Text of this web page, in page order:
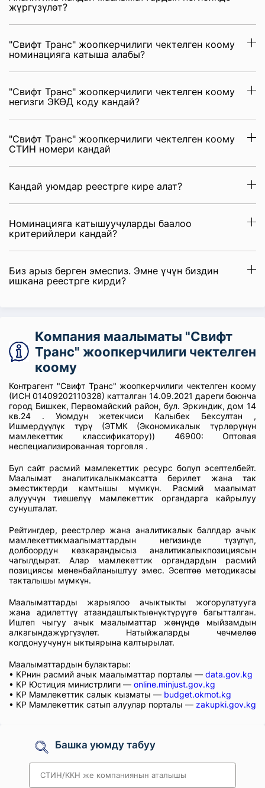
жүргүзүлөт?
"Свифт Транс" жоопкерчилиги чектелген коому
номинацияга катыша алабы?
"Свифт Транс" жоопкерчилиги чектелген коому
негизги ЭКӨД коду кандай?
"Свифт Транс" жоопкерчилиги чектелген коому
СТИН номери кандай
Кандай уюмдар реестрге кире алат?
Номинацияга катышуучуларды баалоо
критерийлери кандай?
Биз арыз берген эмеспиз. Эмне үчүн биздин
ишкана реестрге кирди?
Компания маалыматы "Свифт
Транс" жоопкерчилиги чектелген
коому
Контрагент "Свифт Транс" жоопкерчилиги чектелген коому
(ИСН 01409202110328) катталган 14.09.2021 дареги боюнча
город Бишкек, Первомайский район, бул. Эркиндик, дом 14
кв.24 . Уюмдун жетекчиси Калыбек Бексултан ,
Ишмердүүлүк түрү (ЭТМК (Экономикалык түрлөрүнүн
мамлекеттик классификатору)) 46900: Оптовая
неспециализированная торговля .
Бул сайт расмий мамлекеттик ресурс болуп эсептелбейт.
Маалымат аналитикалыкмаксатта берилет жана так
эместиктерди камтышы мүмкүн. Расмий маалымат
алууүчүн тиешелүү мамлекеттик органдарга кайрылуу
сунушталат.
Рейтингдер, реестрлер жана аналитикалык баллдар ачык
мамлекеттикмаалыматтардын негизинде түзүлүп,
долбоордун көзкарандысыз аналитикалыкпозициясын
чагылдырат. Алар мамлекеттик органдардын расмий
позициясы мененбайланыштуу эмес. Эсептөө методикасы
такталышы мүмкүн.
Маалыматтарды жарыялоо ачыктыкты жогорулатууга
жана адилеттүү атаандаштыктыөнүктүрүүгө багытталган.
Иштеп чыгуу ачык маалыматтар жөнүндө мыйзамдын
алкагындажүргүзүлөт. Натыйжаларды чечмелөө
колдонуучунун ыктыярына калтырылат.
Маалыматтардын булактары:
• КРнин расмий ачык маалыматтар порталы — data.gov.kg
• КР Юстиция министрлиги — online.minjust.gov.kg
• КР Мамлекеттик салык кызматы — budget.okmot.kg
• КР Мамлекеттик сатып алуулар порталы — zakupki.gov.kg
Башка уюмду табуу